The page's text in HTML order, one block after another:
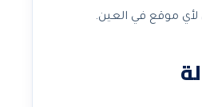
لأي موقع في العين.